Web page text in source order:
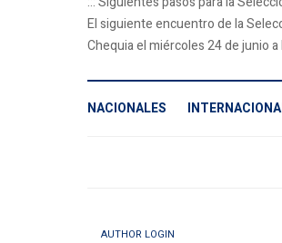
El siguiente encuentro de la
Chequia el miércoles 24 de junio
NACIONALES
AUTHOR LOGIN